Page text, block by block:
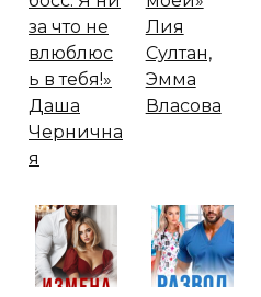
за что не
влюблюс
ь в тебя!»
Даша
Чернична
я
Лия
Султан,
Эмма
Власова